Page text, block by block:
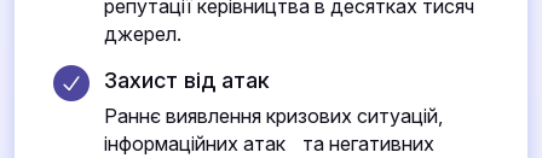
репутації керівництва в десятках тисяч
джерел.
Захист від атак
Раннє виявлення кризових ситуацій,
інформаційних атак та негативних